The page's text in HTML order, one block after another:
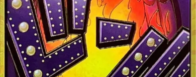
【OP-13】受け継がれる意志
【PRB-02】ONE PIECE CARD THE BEST vol.2
【OP-12】師弟の絆
【OP-11】神速の拳